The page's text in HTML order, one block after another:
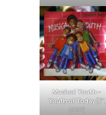
Musical Youth –
Youth of Today[7″,
1982]